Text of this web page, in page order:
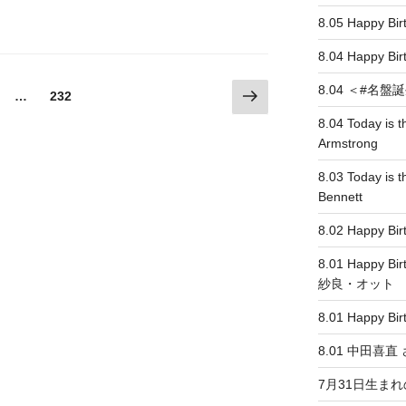
…
固
232
次
の
8.05 Happy
8.04 Happy
8.04 ＜#名盤
8.04 Today is
Armstrong
8.03 Today is
Bennett
8.02 Happy
8.01 Happy
紗良・オット
8.01 Happy
8.01 中田喜直
7月31日生ま